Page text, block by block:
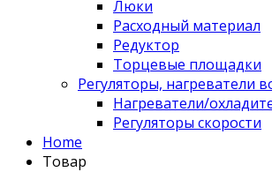
Люки
Расходный материал
Редуктор
Торцевые площадки
Регуляторы, нагреватели
Нагреватели/
Регуляторы скорости
Home
Товар